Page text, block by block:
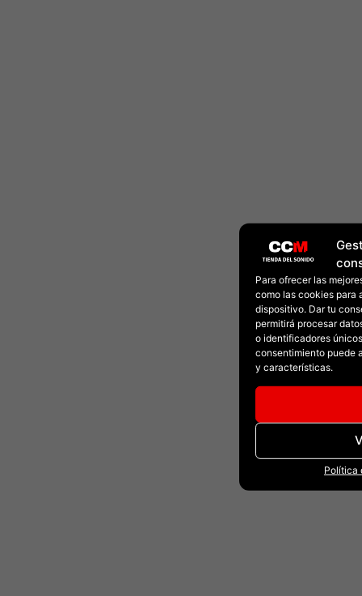
Para ofrecer las
como las cookies para
dispositivo. Dar tu
permitirá procesar
o identificadores
consentimiento puede
y características.
Política